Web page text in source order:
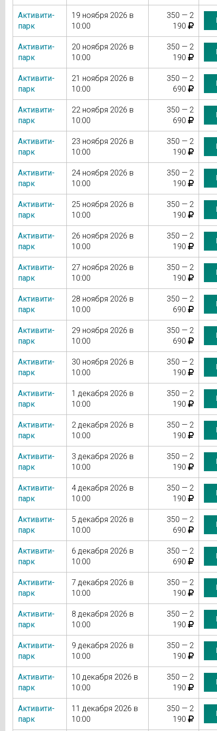
Активити-
парк
19 ноября 2026 в
10:00
350 — 2
190
Активити-
парк
20 ноября 2026 в
10:00
350 — 2
190
Активити-
парк
21 ноября 2026 в
10:00
350 — 2
690
Активити-
парк
22 ноября 2026 в
10:00
350 — 2
690
Активити-
парк
23 ноября 2026 в
10:00
350 — 2
190
Активити-
парк
24 ноября 2026 в
10:00
350 — 2
190
Активити-
парк
25 ноября 2026 в
10:00
350 — 2
190
Активити-
парк
26 ноября 2026 в
10:00
350 — 2
190
Активити-
парк
27 ноября 2026 в
10:00
350 — 2
190
Активити-
парк
28 ноября 2026 в
10:00
350 — 2
690
Активити-
парк
29 ноября 2026 в
10:00
350 — 2
690
Активити-
парк
30 ноября 2026 в
10:00
350 — 2
190
Активити-
парк
1 декабря 2026 в
10:00
350 — 2
190
Активити-
парк
2 декабря 2026 в
10:00
350 — 2
190
Активити-
парк
3 декабря 2026 в
10:00
350 — 2
190
Активити-
парк
4 декабря 2026 в
10:00
350 — 2
190
Активити-
парк
5 декабря 2026 в
10:00
350 — 2
690
Активити-
парк
6 декабря 2026 в
10:00
350 — 2
690
Активити-
парк
7 декабря 2026 в
10:00
350 — 2
190
Активити-
парк
8 декабря 2026 в
10:00
350 — 2
190
Активити-
парк
9 декабря 2026 в
10:00
350 — 2
190
Активити-
парк
10 декабря 2026 в
10:00
350 — 2
190
Активити-
парк
11 декабря 2026 в
10:00
350 — 2
190